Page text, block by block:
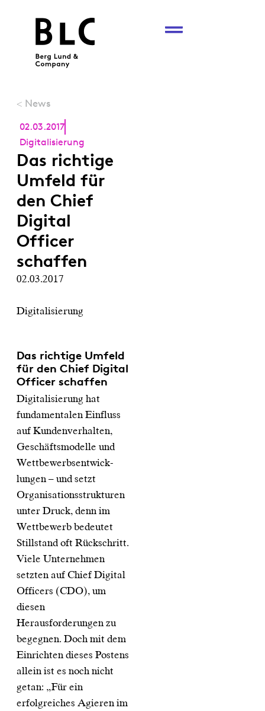
< News
02.03.2017
Digitalisierung
Das richtige
Umfeld für
den Chief
Digital
Officer
schaffen
02.03.2017
Digitalisierung
Das richtige Umfeld
für den Chief Digital
Officer schaffen
Digitalisierung hat
fundamentalen Einfluss
auf Kundenverhalten,
Geschäftsmodelle und
Wettbewerbsentwick-
lungen – und setzt
Organisationsstrukturen
unter Druck, denn im
Wettbewerb bedeutet
Stillstand oft Rückschritt.
Viele Unternehmen
setzten auf Chief Digital
Officers (CDO), um
diesen
Herausforderungen zu
begegnen. Doch mit dem
Einrichten dieses Postens
allein ist es noch nicht
getan: „Für ein
erfolgreiches Agieren im